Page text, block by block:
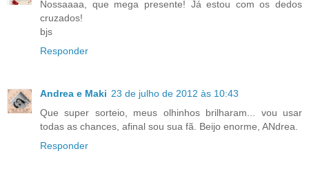
Nossaaaa, que mega presente! Já estou com os dedos
cruzados!
bjs
Responder
Andrea e Maki 23 de julho de 2012 às 10:43
Que super sorteio, meus olhinhos brilharam... vou usar
todas as chances, afinal sou sua fã. Beijo enorme, ANdrea.
Responder